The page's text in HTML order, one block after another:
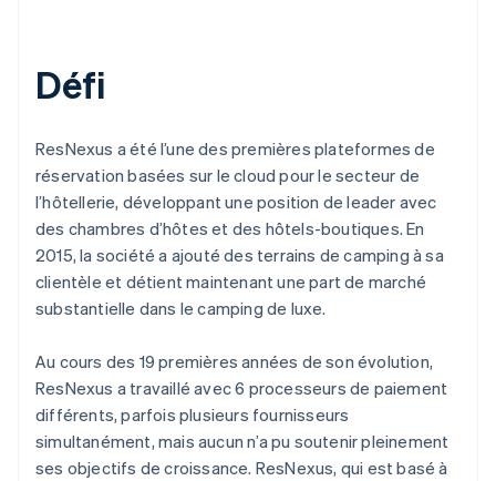
Défi
ResNexus a été l’une des premières plateformes de
réservation basées sur le cloud pour le secteur de
l’hôtellerie, développant une position de leader avec
des chambres d’hôtes et des hôtels-boutiques. En
2015, la société a ajouté des terrains de camping à sa
clientèle et détient maintenant une part de marché
substantielle dans le camping de luxe.
Au cours des 19 premières années de son évolution,
ResNexus a travaillé avec 6 processeurs de paiement
différents, parfois plusieurs fournisseurs
simultanément, mais aucun n’a pu soutenir pleinement
ses objectifs de croissance. ResNexus, qui est basé à